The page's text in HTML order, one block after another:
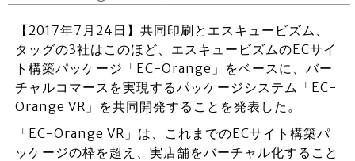
【2017年7月24日】共同印刷とエスキュービズム、
タッグの3社はこのほど、エスキュービズムのECサイ
ト構築パッケージ「EC-Orange」をベースに、バー
チャルコマースを実現するパッケージシステム「EC-
Orange VR」を共同開発することを発表した。
「EC-Orange VR」は、これまでのECサイト構築パ
ッケージの枠を超え、実店舗をバーチャル化すること